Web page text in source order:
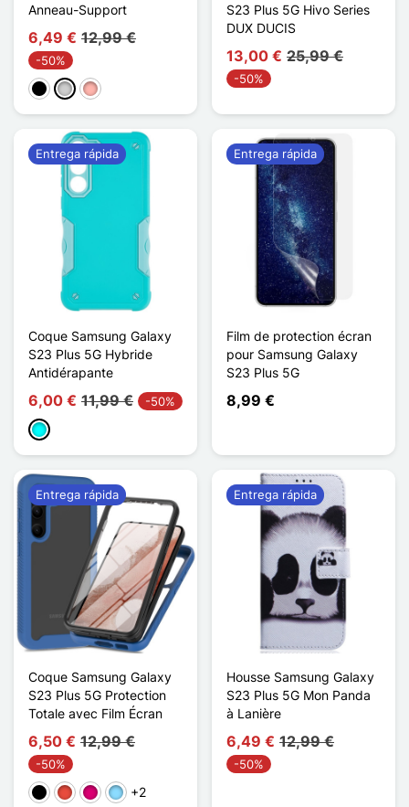
Anneau-Support
6,49 € 12,99 €
-50%
NegroPlataOro rosa
S23 Plus 5G Hivo Series
DUX DUCIS
13,00 € 25,99 €
-50%
Coque Samsung Galaxy
S23 Plus 5G Hybride
Antidérapante
6,00 € 11,99 € -50%
Cian
Entrega rápida
Film de protection écran
pour Samsung Galaxy
S23 Plus 5G
8,99 €
Entrega rápida
Coque Samsung Galaxy
S23 Plus 5G Protection
Totale avec Film Écran
6,50 € 12,99 €
-50%
NegroRojoMagentaAzul claro
+2
Entrega rápida
Housse Samsung Galaxy
S23 Plus 5G Mon Panda
à Lanière
6,49 € 12,99 €
-50%
Entrega rápida